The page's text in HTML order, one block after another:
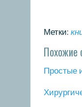
Метки:
Похожие
Прοстые